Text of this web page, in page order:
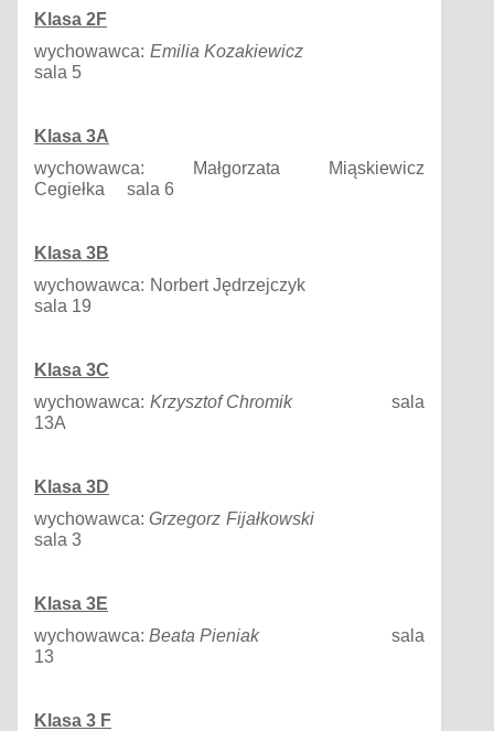
Klasa 2F
wychowawca: EmiliaKozakiewicz
sala 5
Klasa 3A
wychowawca: Małgorzata Miąskiewicz
Cegiełka sala 6
Klasa 3B
wychowawca: Norbert Jędrzejczyk
sala 19
Klasa 3C
wychowawca: KrzysztofChromiksala
13A
Klasa 3D
wychowawca:Grzegorz Fijałkowski
sala 3
Klasa 3E
wychowawca: Beata Pieniaksala
13
Klasa 3 F